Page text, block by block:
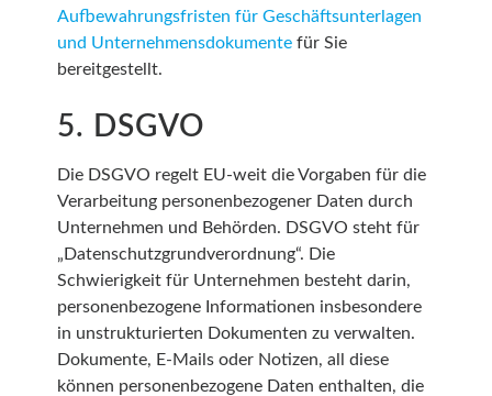
Aufbewahrungsfristen für Geschäftsunterlagen
und Unternehmensdokumente für Sie
bereitgestellt.
5. DSGVO
Die DSGVO regelt EU-weit die Vorgaben für die
Verarbeitung personenbezogener Daten durch
Unternehmen und Behörden. DSGVO steht für
„Datenschutzgrundverordnung“. Die
Schwierigkeit für Unternehmen besteht darin,
personenbezogene Informationen insbesondere
in unstrukturierten Dokumenten zu verwalten.
Dokumente, E-Mails oder Notizen, all diese
können personenbezogene Daten enthalten, die